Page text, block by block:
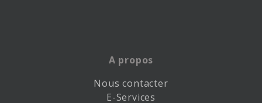
A propos
Nous contacter
E-Services